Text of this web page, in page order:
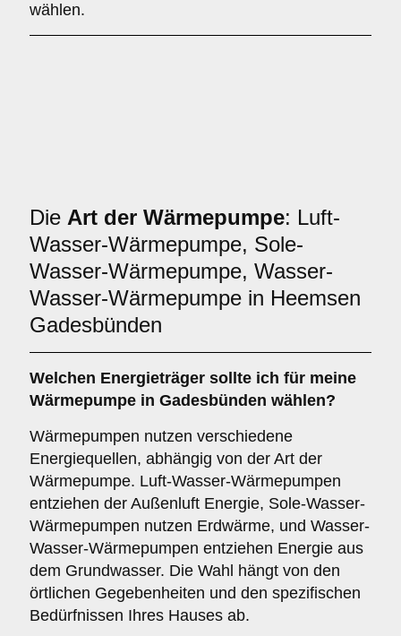
wählen.
Die Art der Wärmepumpe: Luft-
Wasser-Wärmepumpe, Sole-
Wasser-Wärmepumpe, Wasser-
Wasser-Wärmepumpe in Heemsen
Gadesbünden
Welchen Energieträger sollte ich für meine
Wärmepumpe in Gadesbünden wählen?
Wärmepumpen nutzen verschiedene
Energiequellen, abhängig von der Art der
Wärmepumpe. Luft-Wasser-Wärmepumpen
entziehen der Außenluft Energie, Sole-Wasser-
Wärmepumpen nutzen Erdwärme, und Wasser-
Wasser-Wärmepumpen entziehen Energie aus
dem Grundwasser. Die Wahl hängt von den
örtlichen Gegebenheiten und den spezifischen
Bedürfnissen Ihres Hauses ab.